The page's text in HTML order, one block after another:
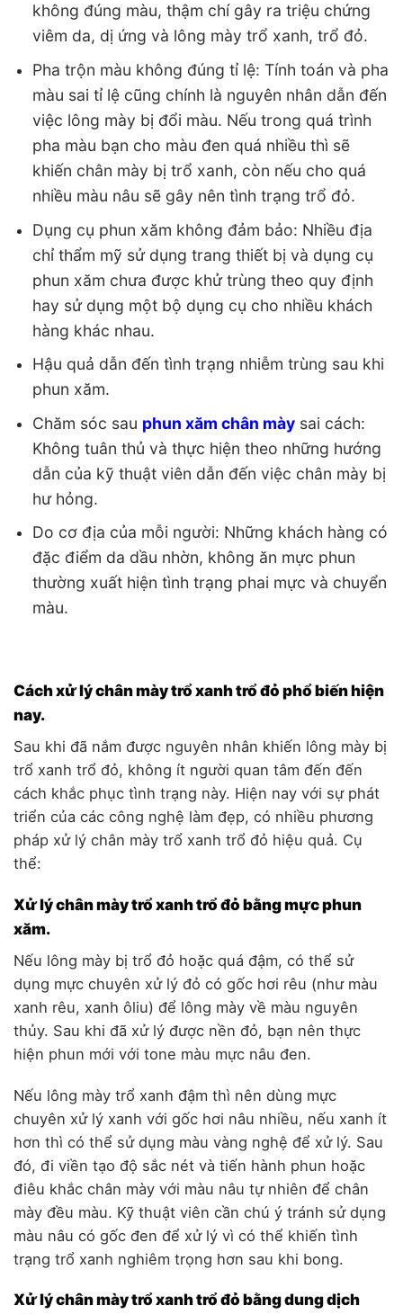
không đúng màu, thậm chí gây ra triệu chứng
viêm da, dị ứng và lông mày trổ xanh, trổ đỏ.
Pha trộn màu không đúng tỉ lệ: Tính toán và pha
màu sai tỉ lệ cũng chính là nguyên nhân dẫn đến
việc lông mày bị đổi màu. Nếu trong quá trình
pha màu bạn cho màu đen quá nhiều thì sẽ
khiến chân mày bị trổ xanh, còn nếu cho quá
nhiều màu nâu sẽ gây nên tình trạng trổ đỏ.
Dụng cụ phun xăm không đảm bảo: Nhiều địa
chỉ thẩm mỹ sử dụng trang thiết bị và dụng cụ
phun xăm chưa được khử trùng theo quy định
hay sử dụng một bộ dụng cụ cho nhiều khách
hàng khác nhau.
Hậu quả dẫn đến tình trạng nhiễm trùng sau khi
phun xăm.
Chăm sóc sau phun xăm chân màysai cách:
Không tuân thủ và thực hiện theo những hướng
dẫn của kỹ thuật viên dẫn đến việc chân mày bị
hư hỏng.
Do cơ địa của mỗi người: Những khách hàng có
đặc điểm da dầu nhờn, không ăn mực phun
thường xuất hiện tình trạng phai mực và chuyển
màu.
Cách xử lý chân mày trổ xanh trổ đỏ phổ biến hiện
nay.
Sau khi đã nắm được nguyên nhân khiến lông mày bị
trổ xanh trổ đỏ, không ít người quan tâm đến đến
cách khắc phục tình trạng này. Hiện nay với sự phát
triển của các công nghệ làm đẹp, có nhiều phương
pháp xử lý chân mày trổ xanh trổ đỏ hiệu quả. Cụ
thể:
Xử lý chân mày trổ xanh trổ đỏ bằng mực phun
xăm.
Nếu lông mày bị trổ đỏ hoặc quá đậm, có thể sử
dụng mực chuyên xử lý đỏ có gốc hơi rêu (như màu
xanh rêu, xanh ôliu) để lông mày về màu nguyên
thủy. Sau khi đã xử lý được nền đỏ, bạn nên thực
hiện phun mới với tone màu mực nâu đen.
Nếu lông mày trổ xanh đậm thì nên dùng mực
chuyên xử lý xanh với gốc hơi nâu nhiều, nếu xanh ít
hơn thì có thể sử dụng màu vàng nghệ để xử lý. Sau
đó, đi viền tạo độ sắc nét và tiến hành phun hoặc
điêu khắc chân mày với màu nâu tự nhiên để chân
mày đều màu. Kỹ thuật viên cần chú ý tránh sử dụng
màu nâu có gốc đen để xử lý vì có thể khiến tình
trạng trổ xanh nghiêm trọng hơn sau khi bong.
Xử lý chân mày trổ xanh trổ đỏ bằng dung dịch